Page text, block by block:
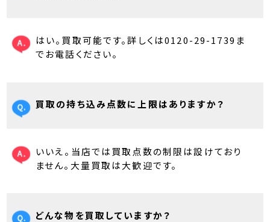
はい。買取可能です。詳しくは0120-29-1739ま
でお電話ください。
買取の持ち込み点数に上限はありますか？
いいえ。当店では買取点数の制限は設けており
ません。大量買取は大歓迎です。
どんな物を買取していますか？